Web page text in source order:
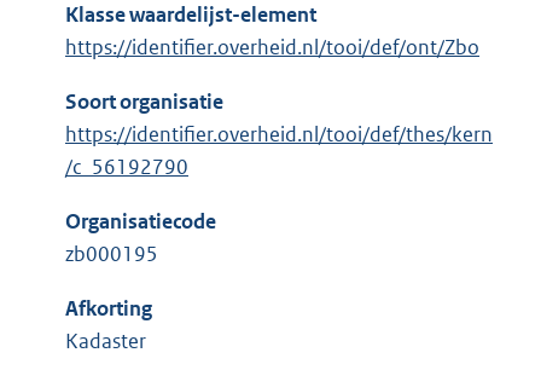
Klasse waardelijst-element
https://identifier.overheid.nl/tooi/def/ont/Zbo
Soort organisatie
https://identifier.overheid.nl/tooi/def/thes/kern
/c_56192790
Organisatiecode
zb000195
Afkorting
Kadaster